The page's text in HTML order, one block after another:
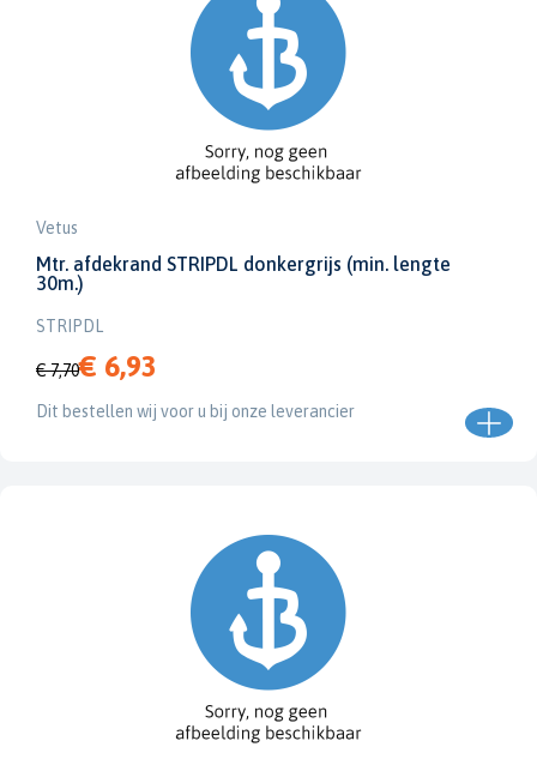
Vetus
Mtr. afdekrand STRIPDL donkergrijs (min. lengte
30m.)
STRIPDL
€ 7,70€ 6,93
Dit bestellen wij voor u bij onze leverancier